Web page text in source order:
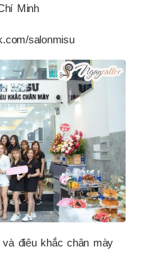
Minh
salonmisu
điêu khắc chân mày